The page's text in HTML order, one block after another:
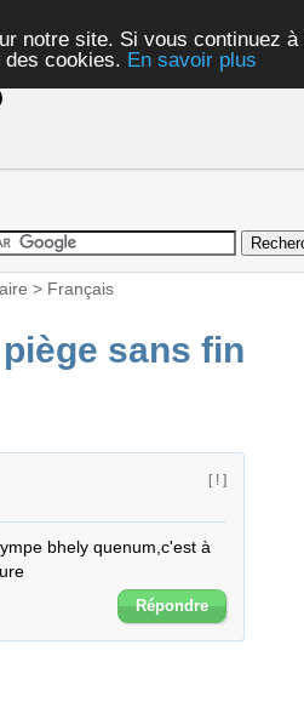
notre site. Si vous continuez
des cookies. En savoir plus
> Français
sans fin
[ ! ]
bhely quenum,c'est à
Répondre